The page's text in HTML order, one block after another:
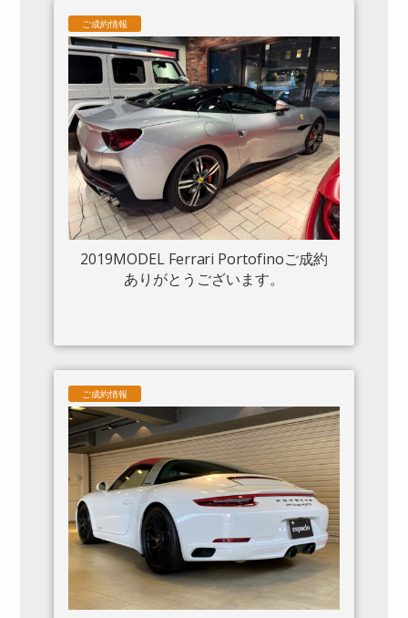
ご成約情報
2019MODEL Ferrari Portofinoご成約
ありがとうございます。
ご成約情報